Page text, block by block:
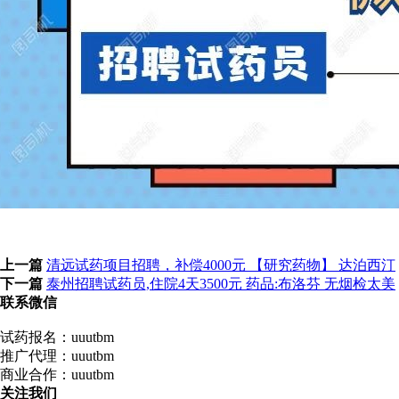
上一篇 清远试药项目招聘，补偿4000元 【研究药物】 达泊西汀
下一篇 泰州招聘试药员,住院4天3500元 药品:布洛芬 无烟检太美
联系微信
试药报名：uuutbm
推广代理：uuutbm
商业合作：uuutbm
关注我们